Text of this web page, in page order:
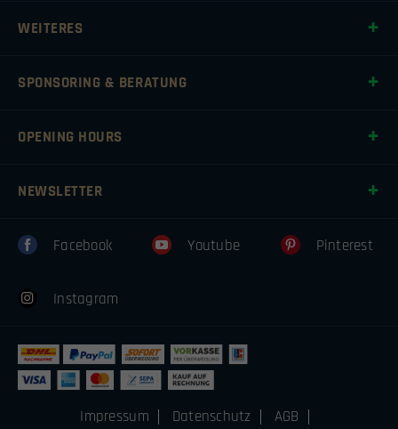
WEITERES
SPONSORING & BERATUNG
OPENING HOURS
NEWSLETTER
Facebook Youtube Pinterest
Instagram
Impressum Datenschutz
AGB